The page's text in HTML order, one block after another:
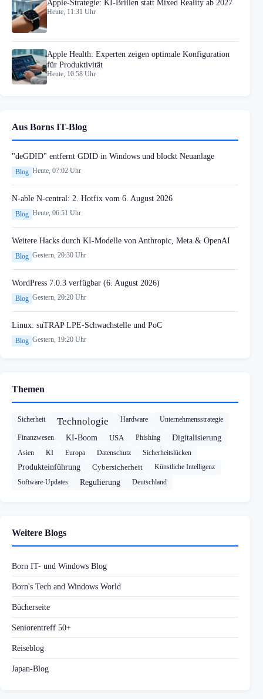
Apple-Strategie: KI-Brillen statt Mixed Reality ab 2027
Heute, 11:31 Uhr
Apple Health: Experten zeigen optimale Konfiguration
für Produktivität
Heute, 10:58 Uhr
Aus Borns IT-Blog
"deGDID" entfernt GDID in Windows und blockt Neuanlage
Blog Heute, 07:02 Uhr
N-able N-central: 2. Hotfix vom 6. August 2026
Blog Heute, 06:51 Uhr
Weitere Hacks durch KI-Modelle von Anthropic, Meta & OpenAI
Blog Gestern, 20:30 Uhr
WordPress 7.0.3 verfügbar (6. August 2026)
Blog Gestern, 20:20 Uhr
Linux: suTRAP LPE-Schwachstelle und PoC
Blog Gestern, 19:20 Uhr
Themen
Sicherheit Technologie Hardware Unternehmensstrategie
Finanzwesen KI-Boom USA Phishing Digitalisierung
Asien KI Europa Datenschutz Sicherheitslücken
Produkteinführung Cybersicherheit
Künstliche Intelligenz
Software-Updates
Regulierung Deutschland
Weitere Blogs
Born IT- und Windows Blog
Born's Tech and Windows World
Bücherseite
Seniorentreff 50+
Reiseblog
Japan-Blog